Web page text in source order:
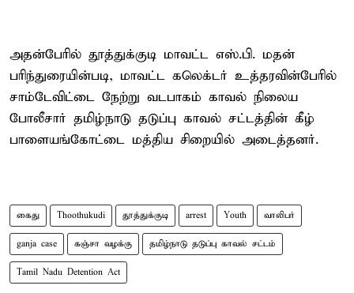
அதன்பேரில் தூத்துக்குடி மாவட்ட எஸ்.பி. மதன்
பரிந்துரையின்படி, மாவட்ட கலெக்டர் உத்தரவின்பேரில்
சாம்டேவிட்டை நேற்று வடபாகம் காவல் நிலைய
போலீசார் தமிழ்நாடு தடுப்பு காவல் சட்டத்தின் கீழ்
பாளையங்கோட்டை மத்திய சிறையில் அடைத்தனர்.
கைது Thoothukudi தூத்துக்குடி arrest Youth வாலிபர்
ganja case கஞ்சா வழக்கு தமிழ்நாடு தடுப்பு காவல் சட்டம்
Tamil Nadu Detention Act